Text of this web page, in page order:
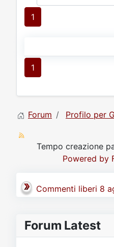
1
1
Forum Profilo per
Tempo creazione
Powered by
Commenti liberi 8
Forum Latest